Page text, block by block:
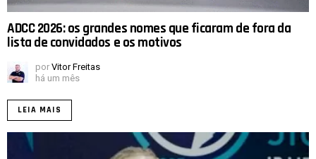
ADCC 2026: os grandes nomes que ficaram de fora da
lista de convidados e os motivos
por Vitor Freitas
há um mês
LEIA MAIS